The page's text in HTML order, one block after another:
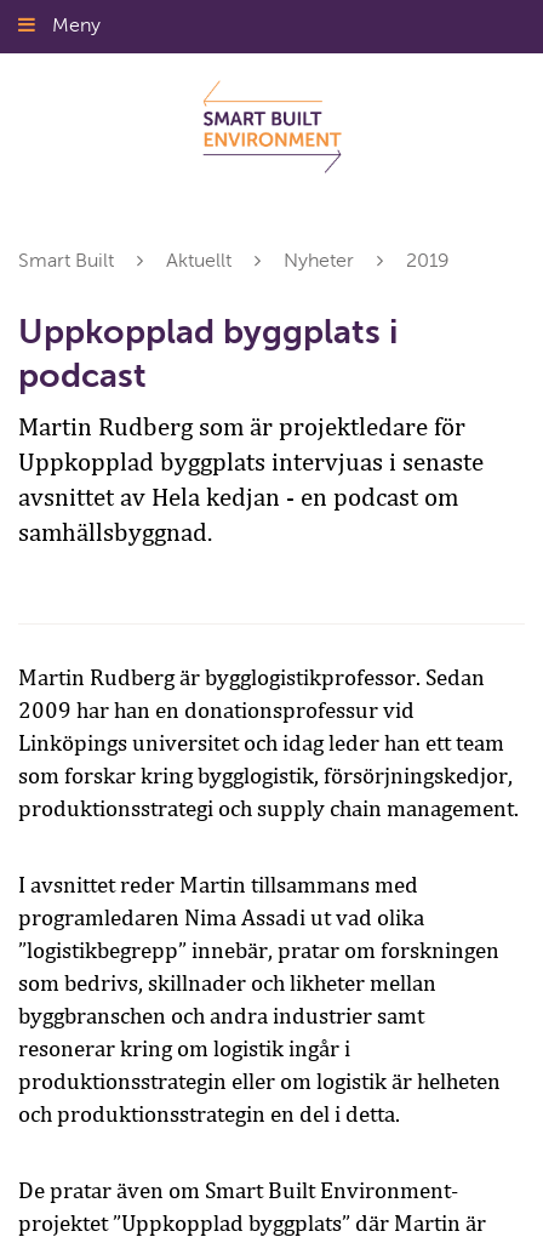
Gå
till
Meny
Smart Built Aktuellt Nyheter 2019
Uppkopplad byggplats i
podcast
Martin Rudberg som är projektledare för
Uppkopplad byggplats intervjuas i senaste
avsnittet av Hela kedjan - en podcast om
samhällsbyggnad.
Martin Rudberg är bygglogistikprofessor. Sedan
2009 har han en donationsprofessur vid
Linköpings universitet och idag leder han ett team
som forskar kring bygglogistik, försörjningskedjor,
produktionsstrategi och supply chain management.
I avsnittet reder Martin tillsammans med
programledaren Nima Assadi ut vad olika
”logistikbegrepp” innebär, pratar om forskningen
som bedrivs, skillnader och likheter mellan
byggbranschen och andra industrier samt
resonerar kring om logistik ingår i
produktionsstrategin eller om logistik är helheten
och produktionsstrategin en del i detta.
De pratar även om Smart Built Environment-
projektet ”Uppkopplad byggplats” där Martin är